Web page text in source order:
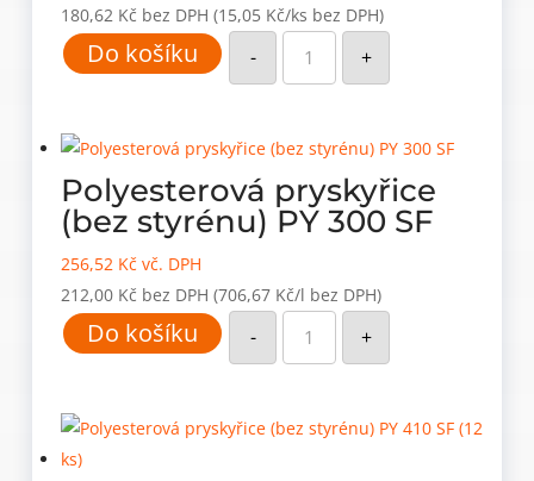
180,62 Kč bez DPH (15,05 Kč/ks bez DPH)
Do košíku -
Plastové
kotevní
sítko
SH
ks)
+
Polyesterová pryskyřice
(bez styrénu) PY 300 SF
256,52 Kč vč. DPH
212,00 Kč bez DPH (706,67 Kč/l bez DPH)
Do košíku -
Polyesterová
pryskyřice
(bez
styrénu)
množství
+